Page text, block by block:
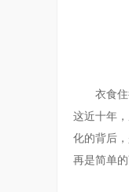
衣食
这近十年
化的背后
再是简单